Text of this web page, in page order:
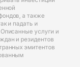
а также
и падать и
услуги и
и резидентов
эмитентов